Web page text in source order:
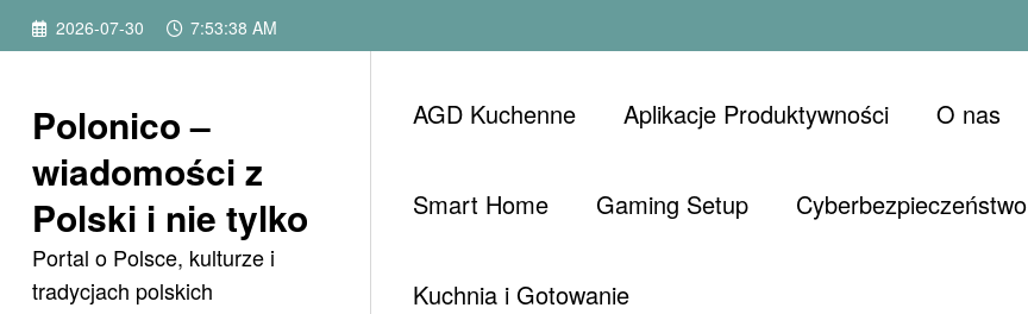
Przejdź 2026-07-30 7:53:39 AM
Polonico –
wiadomości z
Polski i nie tylko
Portal o Polsce, kulturze i
tradycjach polskich
AGD Kuchenne Aplikacje Produktywności O nas
Smart Home Gaming Setup Cyberbezpieczeństwo
Kuchnia i Gotowanie